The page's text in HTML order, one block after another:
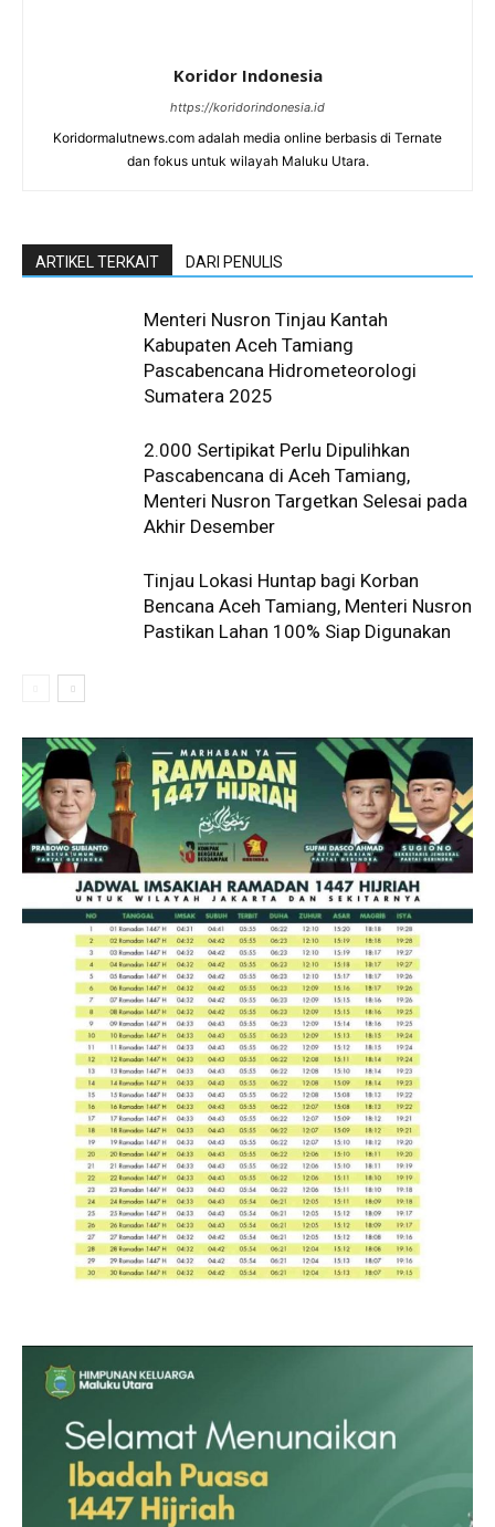
Koridor Indonesia
https://koridorindonesia.id
Koridormalutnews.com adalah media online berbasis di Ternate
dan fokus untuk wilayah Maluku Utara.
ARTIKEL TERKAIT DARI PENULIS
Menteri Nusron Tinjau Kantah
Kabupaten Aceh Tamiang
Pascabencana Hidrometeorologi
Sumatera 2025
2.000 Sertipikat Perlu Dipulihkan
Pascabencana di Aceh Tamiang,
Menteri Nusron Targetkan Selesai pada
Akhir Desember
Tinjau Lokasi Huntap bagi Korban
Bencana Aceh Tamiang, Menteri Nusron
Pastikan Lahan 100% Siap Digunakan